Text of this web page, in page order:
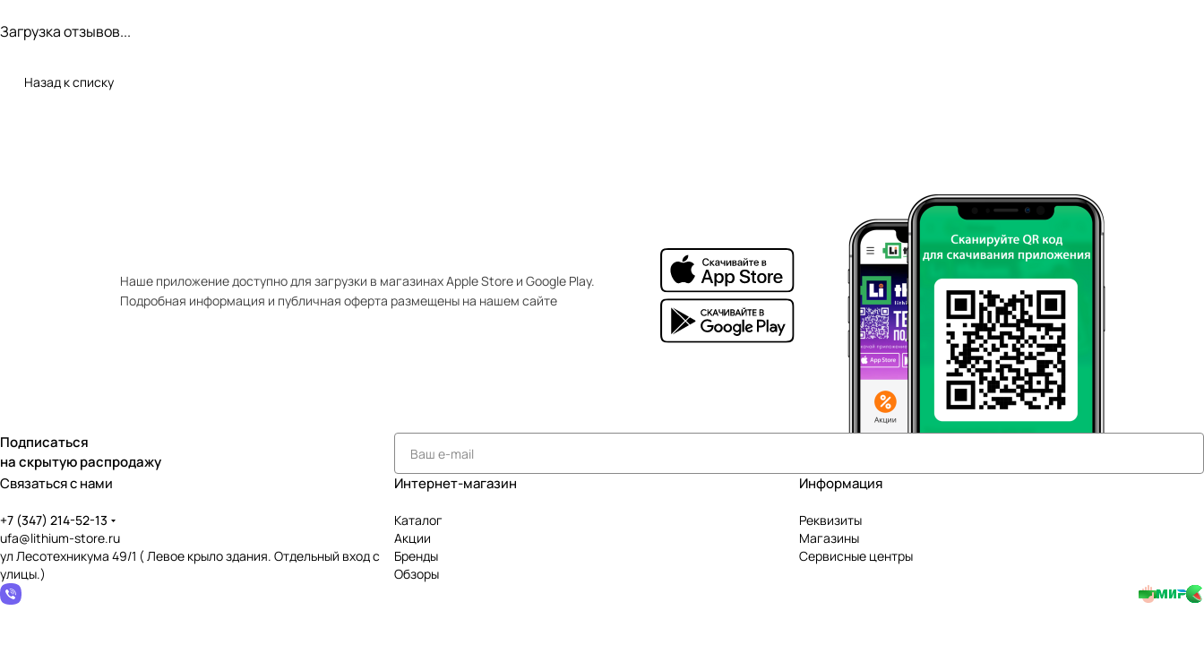
Загрузка отзывов...
Назад к списку
Наше приложение доступно для загрузки в магазинах Apple Store и Google Play.
Подробная информация и публичная оферта размещены на нашем сайте
Подписаться
на скрытую распродажу
Связаться с нами
+7 (347) 214-52-13
ufa@lithium-store.ru
ул Лесотехникума 49/1 ( Левое крыло здания. Отдельный вход с
улицы.)
Интернет-магазин
Каталог
Акции
Бренды
Обзоры
Информация
Реквизиты
Магазины
Сервисные центры